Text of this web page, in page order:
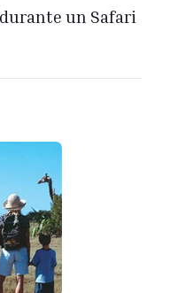
un Safari